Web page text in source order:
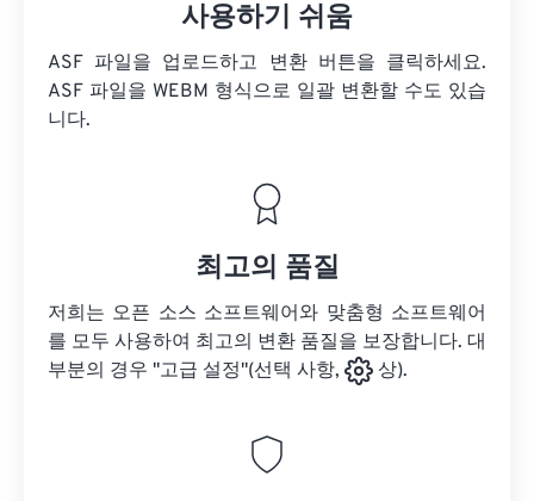
사용하기 쉬움
ASF 파일을 업로드하고 변환 버튼을 클릭하세요.
ASF 파일을 WEBM 형식으로 일괄 변환할 수도 있습
니다.
최고의 품질
저희는 오픈 소스 소프트웨어와 맞춤형 소프트웨어
를 모두 사용하여 최고의 변환 품질을 보장합니다. 대
부분의 경우 "고급 설정"(선택 사항,
상).